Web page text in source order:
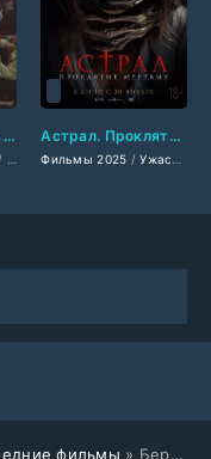
2024/Зарубежные фильмы
Завещание Анны Ли (2026)
/ Фильмы 2026 /
Астрал. Проклятие мёртвых (2025)
Фильмы 2025 /Ужасы 2025
фильмы » Берлинский герой (2026)